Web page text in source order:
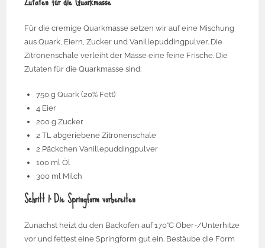
Für die cremige Quarkmasse setzen wir auf eine Mischung
aus Quark, Eiern, Zucker und Vanillepuddingpulver. Die
Zitronenschale verleiht der Masse eine feine Frische. Die
Zutaten für die Quarkmasse sind:
750 g Quark (20% Fett)
4 Eier
200 g Zucker
2 TL abgeriebene Zitronenschale
2 Päckchen Vanillepuddingpulver
100 ml Öl
300 ml Milch
Schritt 1: Die Springform vorbereiten
Zunächst heizt du den Backofen auf 170°C Ober-/Unterhitze
vor und fettest eine Springform gut ein. Bestäube die Form